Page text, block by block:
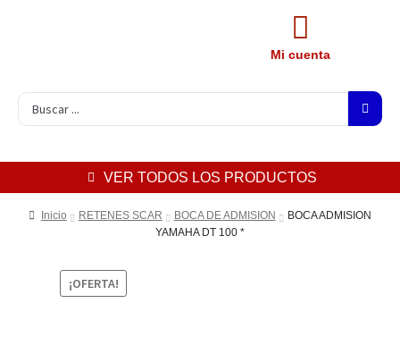
Mi cuenta
VER TODOS LOS PRODUCTOS
Inicio RETENES SCAR BOCA DE ADMISION
BOCA ADMISION
YAMAHA DT 100 *
¡OFERTA!